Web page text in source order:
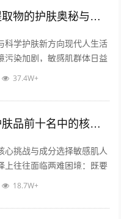
敏感肌的救星—解密白细胞提取物的护肤奥秘与原料优势
科学护肤新方向现代人生活
污染加剧，敏感肌群体日益
痛、干燥、屏障受损等问题
37.4W+
白细胞提取物，揭秘敏感肌护肤品前十名中的核心原料与科研突破
心挑战与成分选择敏感肌人
上往往面临两难困境：既要
又要实现修护屏障、舒缓泛
18.7W+